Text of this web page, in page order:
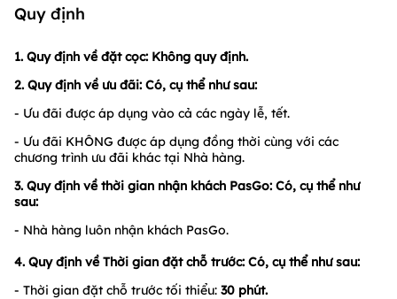
Quy định
1. Quy định về đặt cọc: Không quy định.
2. Quy định về ưu đãi: Có, cụ thể như sau:
- Ưu đãi được áp dụng vào cả các ngày lễ, tết.
- Ưu đãi KHÔNG được áp dụng đồng thời cùng với các
chương trình ưu đãi khác tại Nhà hàng.
3. Quy định về thời gian nhận khách PasGo: Có, cụ thể như
sau:
- Nhà hàng luôn nhận khách PasGo.
4. Quy định về Thời gian đặt chỗ trước: Có, cụ thể như sau:
- Thời gian đặt chỗ trước tối thiểu: 30 phút.